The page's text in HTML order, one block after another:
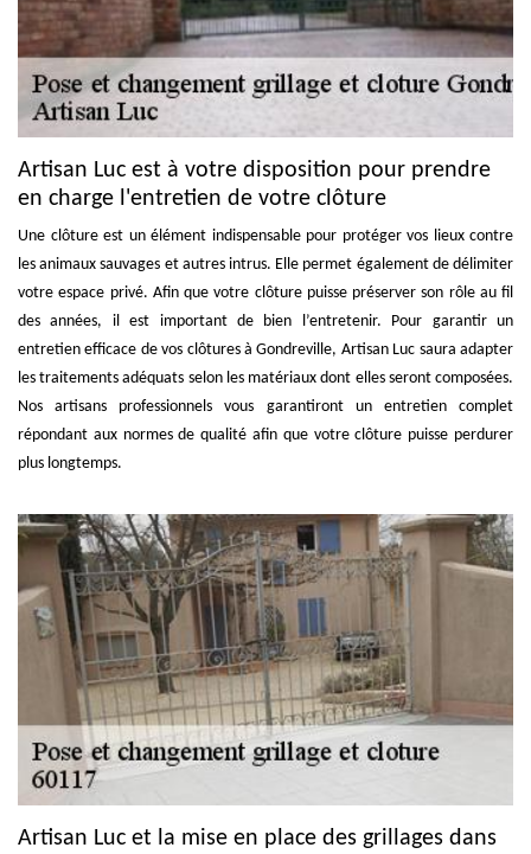
Artisan Luc est à votre disposition pour prendre
en charge l'entretien de votre clôture
Une clôture est un élément indispensable pour protéger vos lieux contre
les animaux sauvages et autres intrus. Elle permet également de délimiter
votre espace privé. Afin que votre clôture puisse préserver son rôle au fil
des années, il est important de bien l’entretenir. Pour garantir un
entretien efficace de vos clôtures à Gondreville, Artisan Luc saura adapter
les traitements adéquats selon les matériaux dont elles seront composées.
Nos artisans professionnels vous garantiront un entretien complet
répondant aux normes de qualité afin que votre clôture puisse perdurer
plus longtemps.
Artisan Luc et la mise en place des grillages dans